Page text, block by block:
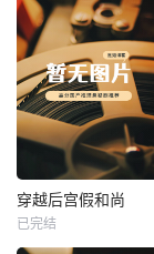
热播
穿越后宫假和尚
已完结